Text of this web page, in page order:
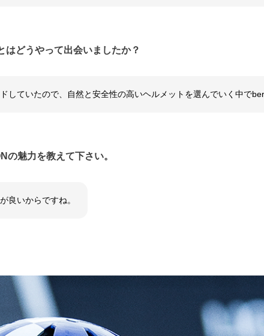
どうやって出会いましたか？
していたので、自然と安全性の高いヘルメットを選んでいく中で
魅力を教えて下さい。
良いからですね。